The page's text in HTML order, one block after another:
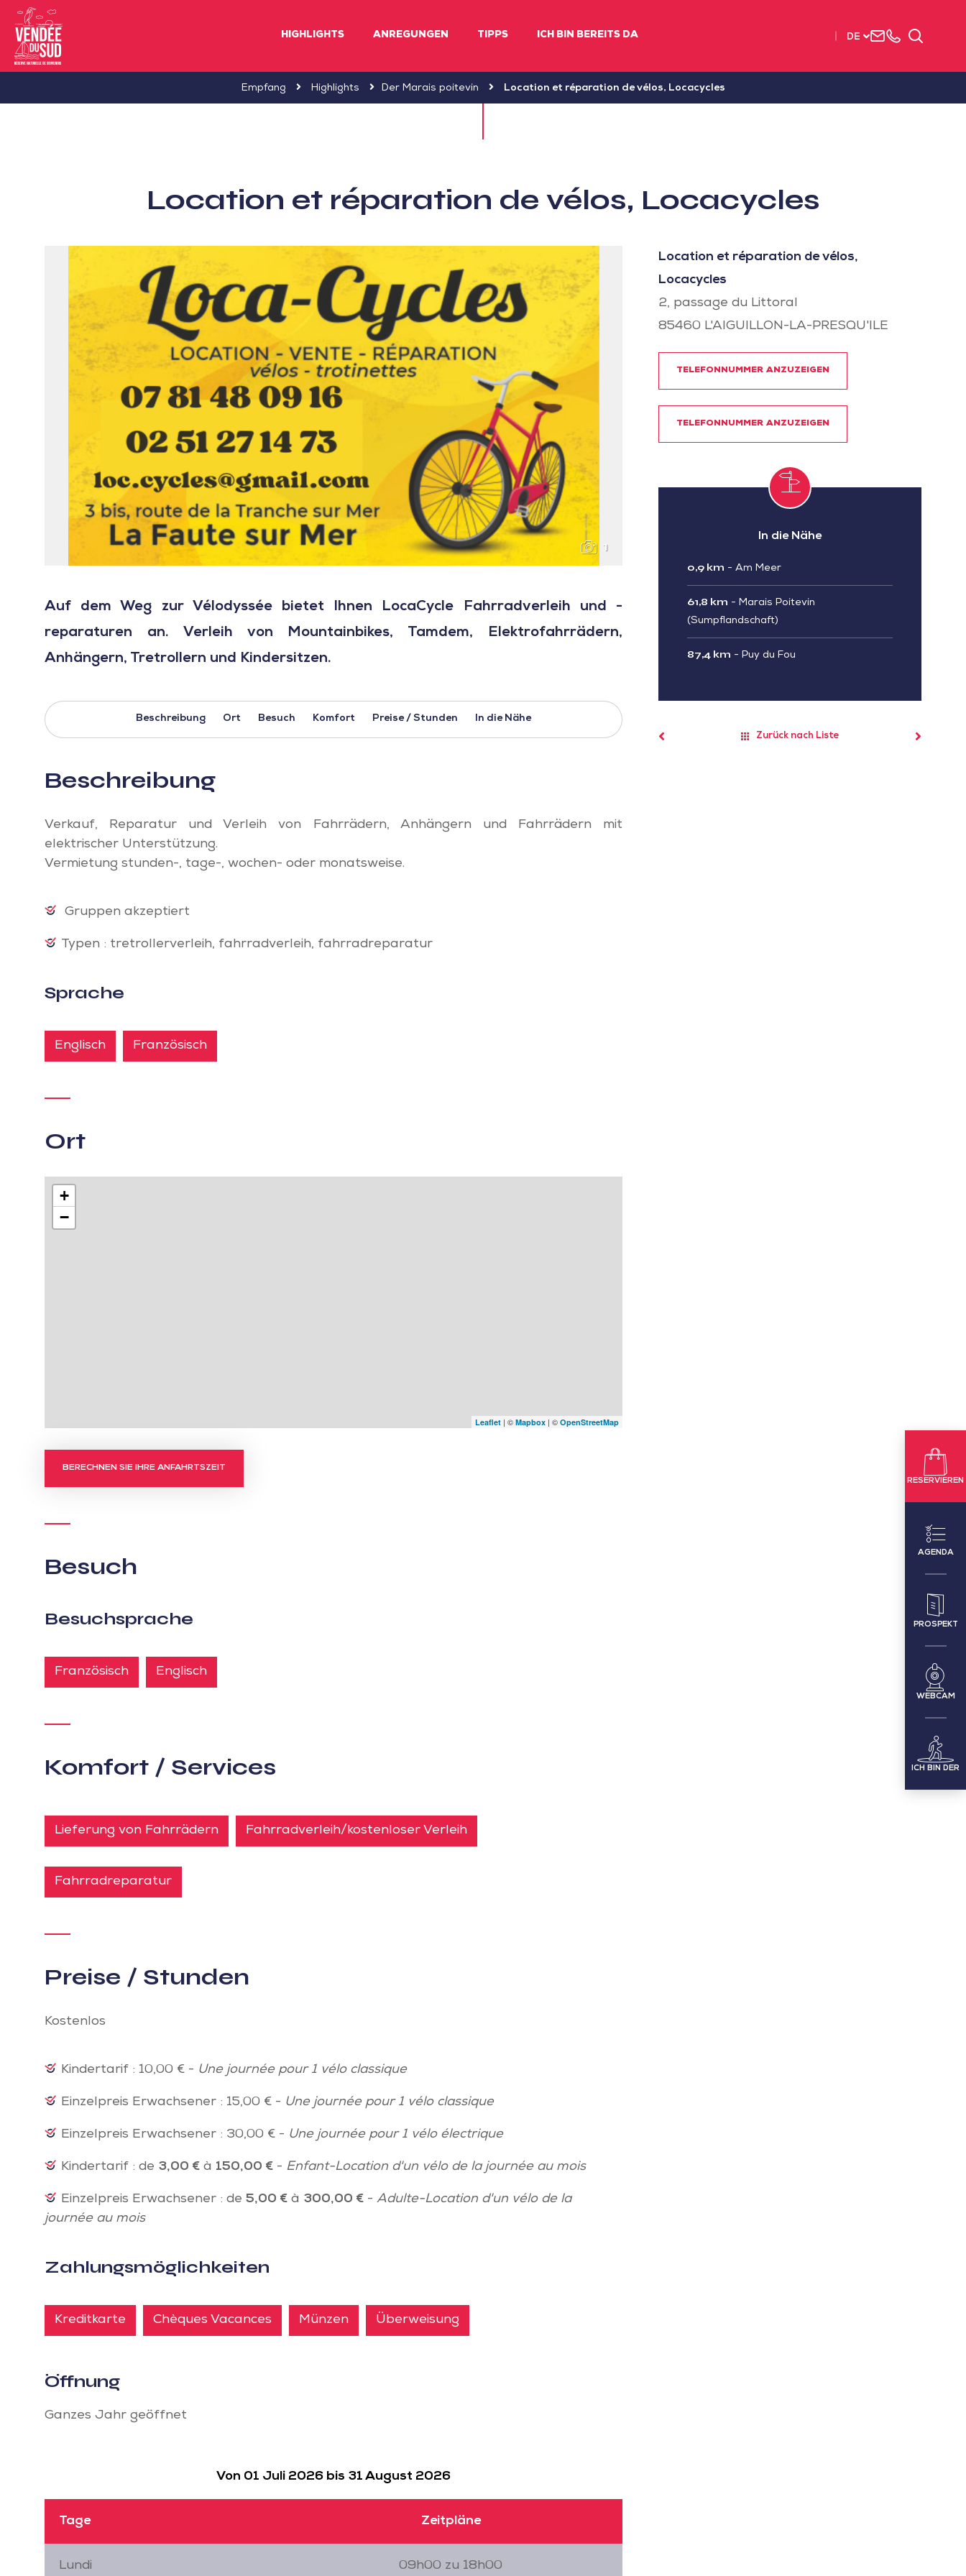
Sud
HIGHLIGHTS ANREGUNGEN TIPPS ICH BIN BEREITS DA DE
Uns+33Suchen
RESERVIEREN
AGENDA
PROSPEKT
WEBCAM
ICH BIN DER
Empfang Highlights Der Marais poitevin Location et réparation de vélos, Locacycles
Location et réparation de vélos, Locacycles
1
Auf dem Weg zur Vélodyssée bietet Ihnen LocaCycle Fahrradverleih und -
reparaturen an. Verleih von Mountainbikes, Tamdem, Elektrofahrrädern,
Anhängern, Tretrollern und Kindersitzen.
Beschreibung Ort Besuch Komfort Preise / Stunden In die Nähe
Beschreibung
Verkauf, Reparatur und Verleih von Fahrrädern, Anhängern und Fahrrädern mit
elektrischer Unterstützung.
Vermietung stunden-, tage-, wochen- oder monatsweise.
Gruppen akzeptiert
Typen : tretrollerverleih, fahrradverleih, fahrradreparatur
Sprache
Englisch Französisch
Ort
+
−
Leaflet | © Mapbox | © OpenStreetMap
BERECHNEN SIE IHRE ANFAHRTSZEIT
Besuch
Besuchsprache
Französisch Englisch
Komfort / Services
Lieferung von Fahrrädern Fahrradverleih/kostenloser Verleih
Fahrradreparatur
Preise / Stunden
Kostenlos
Kindertarif : 10,00 € - Une journée pour 1 vélo classique
Einzelpreis Erwachsener : 15,00 € - Une journée pour 1 vélo classique
Einzelpreis Erwachsener : 30,00 € - Une journée pour 1 vélo électrique
Kindertarif : de 3,00 €à 150,00 €- Enfant-Location d'un vélo de la journée au mois
Einzelpreis Erwachsener : de 5,00 €à 300,00 €- Adulte-Location d'un vélo de la
journée au mois
Zahlungsmöglichkeiten
Kreditkarte Chèques Vacances Münzen Überweisung
Öffnung
Ganzes Jahr geöffnet
Von 01 Juli 2026 bis 31 August 2026
Tage Zeitpläne
Lundi 09h00 zu 18h00
Location et réparation de vélos,
Locacycles
2, passage du Littoral
85460 L'AIGUILLON-LA-PRESQU'ILE
TELEFONNUMMER ANZUZEIGEN
TELEFONNUMMER ANZUZEIGEN
In die Nähe
0,9 km - Am Meer
61,8 km - Marais Poitevin
(Sumpflandschaft)
87,4 km - Puy du Fou
Zurück nach Liste